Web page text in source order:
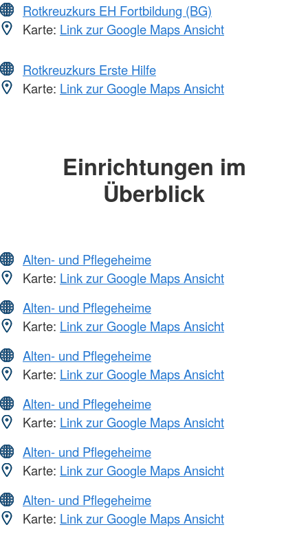
Rotkreuzkurs EH Fortbildung (BG)
Karte: Link zur Google Maps Ansicht
Rotkreuzkurs Erste Hilfe
Karte: Link zur Google Maps Ansicht
Einrichtungen im
Überblick
Alten- und Pflegeheime
Karte: Link zur Google Maps Ansicht
Alten- und Pflegeheime
Karte: Link zur Google Maps Ansicht
Alten- und Pflegeheime
Karte: Link zur Google Maps Ansicht
Alten- und Pflegeheime
Karte: Link zur Google Maps Ansicht
Alten- und Pflegeheime
Karte: Link zur Google Maps Ansicht
Alten- und Pflegeheime
Karte: Link zur Google Maps Ansicht